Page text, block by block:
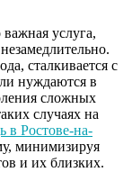
услуга,
сталкивается с
нуждаются в
сложных
случаях на
в Ростове-на-
минимизируя
и их близких.